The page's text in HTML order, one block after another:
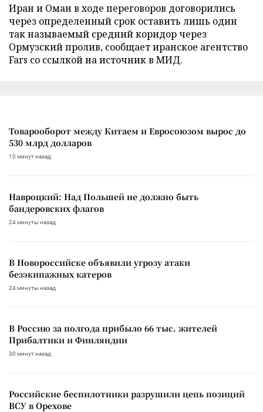
Иран и Оман в ходе переговоров договорились
через определенный срок оставить лишь один
так называемый средний коридор через
Ормузский пролив, сообщает иранское агентство
Fars со ссылкой на источник в МИД.
Товарооборот между Китаем и Евросоюзом вырос до
530 млрд долларов
10 минут назад
Навроцкий: Над Польшей не должно быть
бандеровских флагов
24 минуты назад
В Новороссийске объявили угрозу атаки
безэкипажных катеров
24 минуты назад
В Россию за полгода прибыло 66 тыс. жителей
Прибалтики и Финляндии
30 минут назад
Российские беспилотники разрушили цепь позиций
ВСУ в Орехове